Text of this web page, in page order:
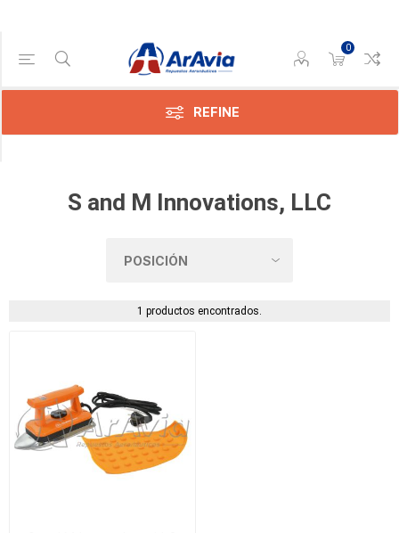
0
REFINE
S and M Innovations, LLC
1 productos encontrados.
Categoría
Entelado